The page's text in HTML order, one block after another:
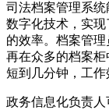
司法档案管理系
数字化技术，实
的效率。档案管
再在众多的档案
短到几分钟，工作
政务信息化负责